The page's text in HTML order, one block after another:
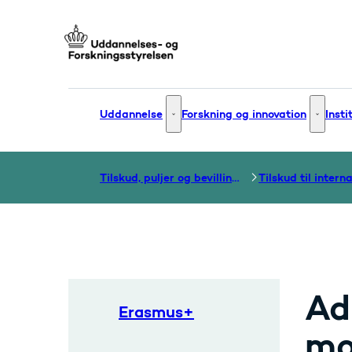
Uddannelse Uddannelse - Flere links
Forskning og innovation
Tilskud, puljer og bevillinger
Erasmus+